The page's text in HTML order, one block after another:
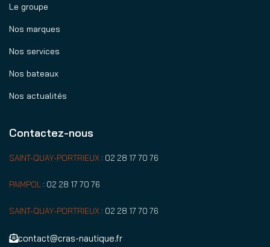
Le groupe
Nos marques
Nos services
Nos bateaux
Nos actualités
Contactez-nous
SAINT-QUAY-PORTRIEUX : 02 28 17 70 76
PAIMPOL : 02 28 17 70 76
SAINT-QUAY-PORTRIEUX : 02 28 17 70 76
contact@cras-nautique.fr